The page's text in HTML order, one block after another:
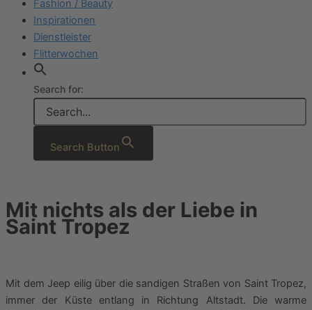
Fashion / Beauty
Inspirationen
Dienstleister
Flitterwochen
Search for:
Search Button
Mit nichts als der Liebe in
Saint Tropez
Mit dem Jeep eilig über die sandigen Straßen von Saint Tropez,
immer der Küste entlang in Richtung Altstadt. Die warme